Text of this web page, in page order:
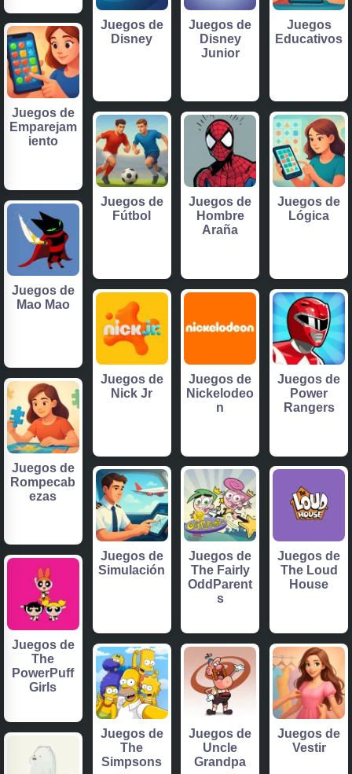
Juegos de
Disney
Juegos de
Disney
Junior
Juegos
Educativos
Juegos de
Emparejam
iento
Juegos de
Fútbol
Juegos de
Hombre
Araña
Juegos de
Lógica
Juegos de
Mao Mao
Juegos de
Nick Jr
Juegos de
Nickelodeo
n
Juegos de
Power
Rangers
Juegos de
Rompecab
ezas
Juegos de
Simulación
Juegos de
The Fairly
OddParent
s
Juegos de
The Loud
House
Juegos de
The
PowerPuff
Girls
Juegos de
The
Simpsons
Juegos de
Uncle
Grandpa
Juegos de
Vestir